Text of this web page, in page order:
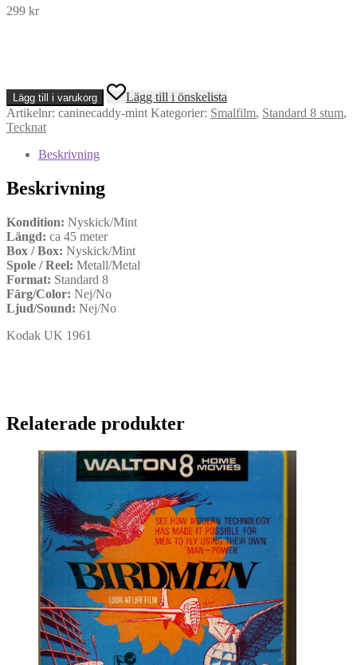
299 kr
Mickey
Mouse
-
Canine
(Standard
mängd
Lägg till i varukorg
Lägg till i önskelista
Artikelnr: caninecaddy-mint Kategorier: Smalfilm, Standard 8 stum,
Tecknat
Beskrivning
Beskrivning
Kondition: Nyskick/Mint
Längd: ca 45 meter
Box / Box: Nyskick/Mint
Spole / Reel: Metall/Metal
Format: Standard 8
Färg/Color: Nej/No
Ljud/Sound: Nej/No
Kodak UK 1961
Relaterade produkter